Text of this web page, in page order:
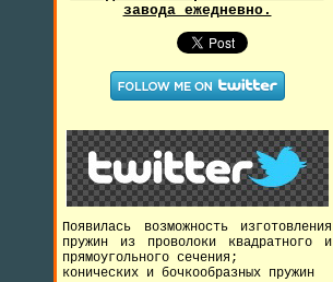
завода ежедневно.
Появилась возможность изготовления
пружин из проволоки квадратного и
прямоугольного сечения;
конических и бочкообразных пружин